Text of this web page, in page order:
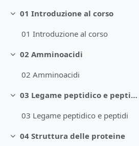
Minimizza
01 Introduzione al corso
01 Introduzione al corso
Minimizza
02 Amminoacidi
02 Amminoacidi
Minimizza
03 Legame peptidico e peptidi
03 Legame peptidico e peptidi
Minimizza
04 Struttura delle proteine